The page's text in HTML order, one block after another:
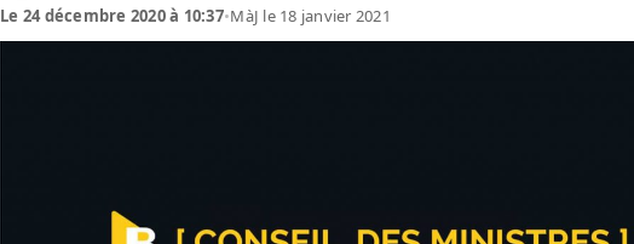
Le 24 décembre 2020 à 10:37•MàJ le 18 janvier 2021